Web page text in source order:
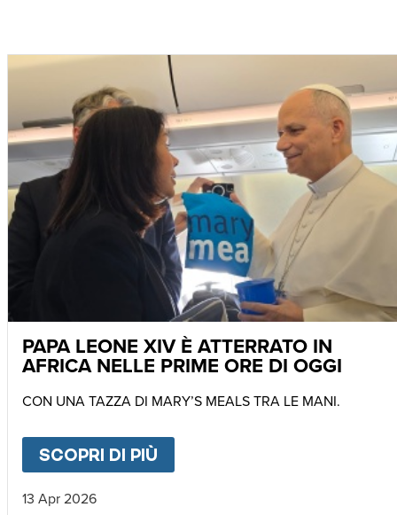
PAPA LEONE XIV È ATTERRATO IN
AFRICA NELLE PRIME ORE DI OGGI
CON UNA TAZZA DI MARY’S MEALS TRA LE MANI.
SCOPRI DI PIÙ
13 Apr 2026